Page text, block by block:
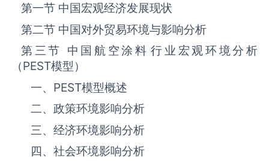
第一节 中国宏观经济发展现状
第二节 中国对外贸易环境与影响分析
第三节 中国航空涂料‌‌‌行业宏观环境分析
（PEST模型）
一、 PEST模型概述
二、政策环境影响分析
三、‌‌‌经济环境影响分析
四、社会环境影响分析